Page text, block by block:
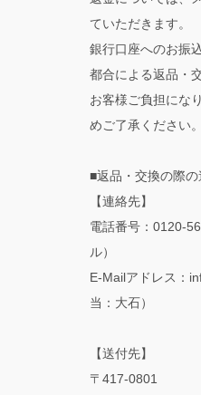
ていただきます。
銀行口座へのお振
都合による返品・
お客様ご負担にな
めご了承ください。
■返品・交換の際
【連絡先】
電話番号：0120-
ル）
E-Mailアドレス：
当：大石）
【送付先】
〒417-0801